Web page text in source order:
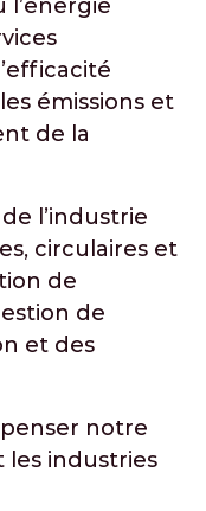
l’énergie
émissions et
de la
l’industrie
circulaires et
de
de
et des
notre
les industries